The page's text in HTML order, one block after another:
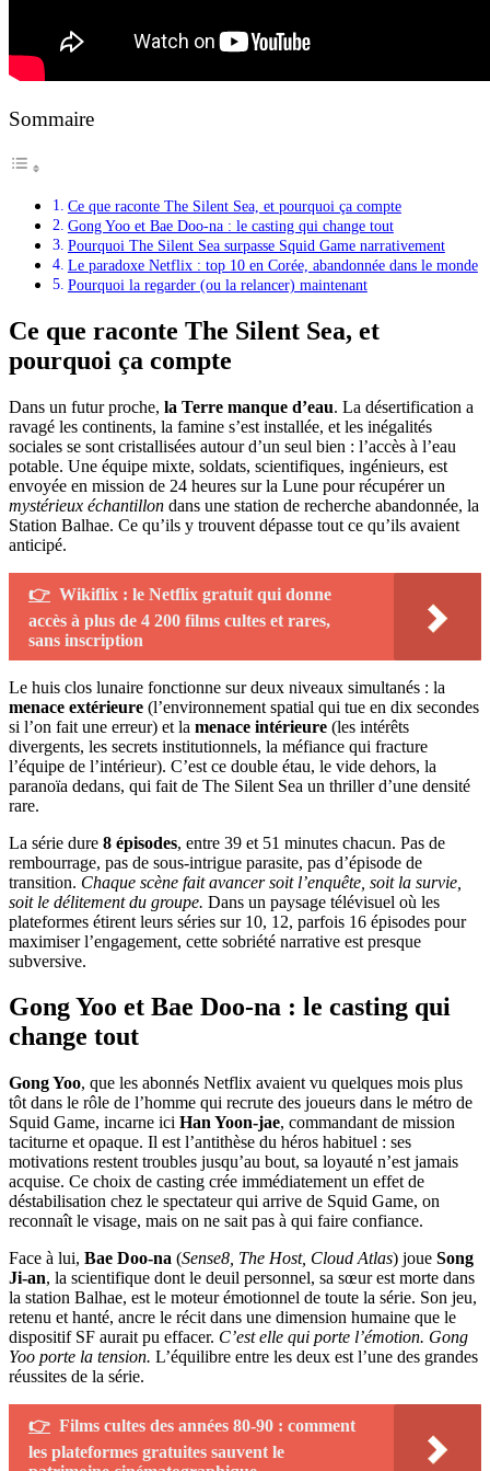
Sommaire
Ce que raconte The Silent Sea, et pourquoi ça compte
Gong Yoo et Bae Doo-na : le casting qui change tout
Pourquoi The Silent Sea surpasse Squid Game narrativement
Le paradoxe Netflix : top 10 en Corée, abandonnée dans le monde
Pourquoi la regarder (ou la relancer) maintenant
Ce que raconte The Silent Sea, et
pourquoi ça compte
Dans un futur proche, la Terre manque d’eau. La désertification a
ravagé les continents, la famine s’est installée, et les inégalités
sociales se sont cristallisées autour d’un seul bien : l’accès à l’eau
potable. Une équipe mixte, soldats, scientifiques, ingénieurs, est
envoyée en mission de 24 heures sur la Lune pour récupérer un
mystérieux échantillon dans une station de recherche abandonnée, la
Station Balhae. Ce qu’ils y trouvent dépasse tout ce qu’ils avaient
anticipé.
👉 Wikiflix : le Netflix gratuit qui donne
accès à plus de 4 200 films cultes et rares,
sans inscription
Le huis clos lunaire fonctionne sur deux niveaux simultanés : la
menace extérieure (l’environnement spatial qui tue en dix secondes
si l’on fait une erreur) et la menace intérieure (les intérêts
divergents, les secrets institutionnels, la méfiance qui fracture
l’équipe de l’intérieur). C’est ce double étau, le vide dehors, la
paranoïa dedans, qui fait de The Silent Sea un thriller d’une densité
rare.
La série dure 8 épisodes, entre 39 et 51 minutes chacun. Pas de
rembourrage, pas de sous-intrigue parasite, pas d’épisode de
transition. Chaque scène fait avancer soit l’enquête, soit la survie,
soit le délitement du groupe. Dans un paysage télévisuel où les
plateformes étirent leurs séries sur 10, 12, parfois 16 épisodes pour
maximiser l’engagement, cette sobriété narrative est presque
subversive.
Gong Yoo et Bae Doo-na : le casting qui
change tout
Gong Yoo, que les abonnés Netflix avaient vu quelques mois plus
tôt dans le rôle de l’homme qui recrute des joueurs dans le métro de
Squid Game, incarne ici Han Yoon-jae, commandant de mission
taciturne et opaque. Il est l’antithèse du héros habituel : ses
motivations restent troubles jusqu’au bout, sa loyauté n’est jamais
acquise. Ce choix de casting crée immédiatement un effet de
déstabilisation chez le spectateur qui arrive de Squid Game, on
reconnaît le visage, mais on ne sait pas à qui faire confiance.
Face à lui, Bae Doo-na (Sense8, The Host, Cloud Atlas) joue Song
Ji-an, la scientifique dont le deuil personnel, sa sœur est morte dans
la station Balhae, est le moteur émotionnel de toute la série. Son jeu,
retenu et hanté, ancre le récit dans une dimension humaine que le
dispositif SF aurait pu effacer. C’est elle qui porte l’émotion. Gong
Yoo porte la tension. L’équilibre entre les deux est l’une des grandes
réussites de la série.
👉 Films cultes des années 80-90 : comment
les plateformes gratuites sauvent le